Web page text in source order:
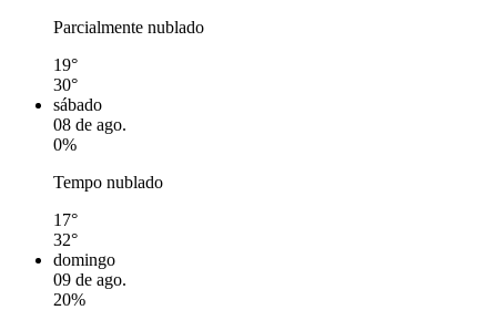
Parcialmente nublado
19°
30°
sábado
08 de ago.
0%
Tempo nublado
17°
32°
domingo
09 de ago.
20%